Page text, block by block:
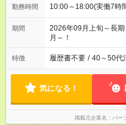
勤務時間 10:00～18:00(実働7
期間
2026年09月上旬～長
月～！
特徴 履歴書不要 / 40～50代
気になる！
掲載元企業名 パー